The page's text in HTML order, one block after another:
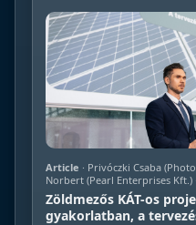
Article · Privóczki Csaba
Norbert (Pearl Enterprises Kft.)
Zöldmezős KÁT-os
gyakorlatban, a